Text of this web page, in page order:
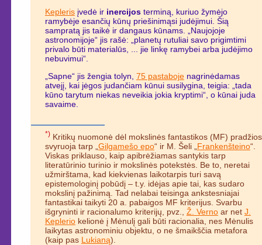
Keplerisįvedė ir inercijosterminą, kuriuo žymėjo
ramybėje esančių kūnų priešinimąsi judėjimui. Šią
sampratą jis taikė ir dangaus kūnams. „Naujojoje
astronomijoje“ jis rašė: „planetų rutuliai savo prigimtimi
privalo būti materialūs, ... jie linkę ramybei arba judėjimo
nebuvimui“.
„Sapne“ jis žengia tolyn, 75 pastabojenagrinėdamas
atvejį, kai jėgos judančiam kūnui susilygina, teigia: „tada
kūno tarytum niekas neveikia jokia kryptimi“, o kūnai juda
savaime.
*)Kritikų nuomonė dėl mokslinės fantastikos (MF) pradžios
svyruoja tarp „ Gilgamešo epo“ ir M. Šeli „ Frankenšteino“.
Viskas priklauso, kaip apibrėžiamas santykis tarp
literatūrinio turinio ir mokslinės potekstės. Be to, neretai
užmirštama, kad kiekvienas laikotarpis turi savą
epistemologinį pobūdį – t.y. idėjas apie tai, kas sudaro
mokslinį pažinimą. Tad nelabai teisinga ankstesniajai
fantastikai taikyti 20 a. pabaigos MF kriterijus. Svarbu
išgryninti ir racionalumo kriterijų, pvz., Ž. Vernoar net J.
Kepleriokelionė į Mėnulį gali būti racionalia, nes Mėnulis
laikytas astronominiu objektu, o ne šmaikščia metafora
(kaip pas Lukianą).